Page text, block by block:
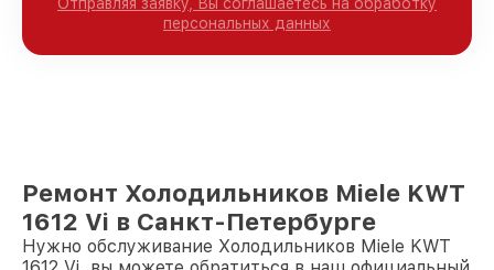
персональных данных
Ремонт Холодильников Miele KWT
1612 Vi в Санкт-Петербурге
Нужно обслуживание Холодильников Miele KWT